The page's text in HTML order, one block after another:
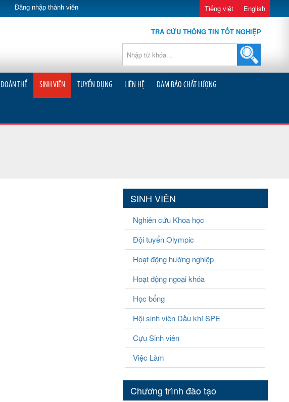
Đăng nhập thành viên Tiếng việt English
TRA CỨU THÔNG TIN TỐT NGHIỆP
ĐOÀN THỂ SINH VIÊN TUYỂN DỤNG LIÊN HỆ ĐẢM BẢO CHẤT LƯỢNG
SINH VIÊN
Nghiên cứu Khoa học
Đội tuyển Olympic
Hoạt động hướng nghiệp
Hoạt động ngoại khóa
Học bổng
Hội sinh viên Dầu khí SPE
Cựu Sinh viên
Việc Làm
Chương trình đào tạo